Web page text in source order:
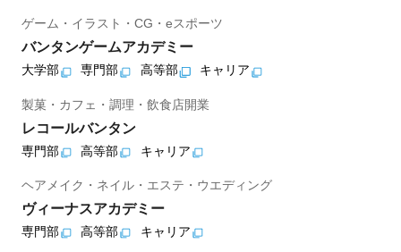
ゲーム・イラスト・CG・eスポーツ
バンタンゲームアカデミー
大学部 専門部 高等部 キャリア
製菓・カフェ・調理・飲食店開業
レコールバンタン
専門部 高等部 キャリア
ヘアメイク・ネイル・エステ・ウエディング
ヴィーナスアカデミー
専門部 高等部 キャリア